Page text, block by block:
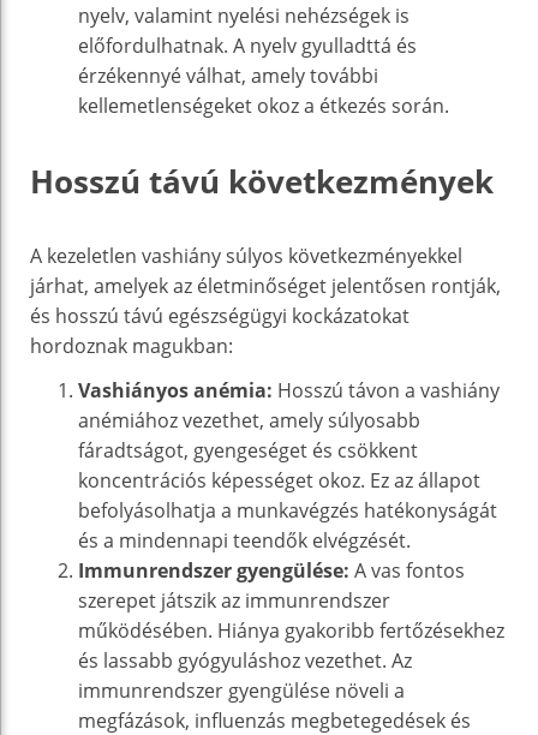
nyelv, valamint nyelési nehézségek is
előfordulhatnak. A nyelv gyulladttá és
érzékennyé válhat, amely további
kellemetlenségeket okoz a étkezés során.
Hosszú távú következmények
A kezeletlen vashiány súlyos következményekkel
járhat, amelyek az életminőséget jelentősen rontják,
és hosszú távú egészségügyi kockázatokat
hordoznak magukban:
Vashiányos anémia: Hosszú távon a vashiány
anémiához vezethet, amely súlyosabb
fáradtságot, gyengeséget és csökkent
koncentrációs képességet okoz. Ez az állapot
befolyásolhatja a munkavégzés hatékonyságát
és a mindennapi teendők elvégzését.
Immunrendszer gyengülése: A vas fontos
szerepet játszik az immunrendszer
működésében. Hiánya gyakoribb fertőzésekhez
és lassabb gyógyuláshoz vezethet. Az
immunrendszer gyengülése növeli a
megfázások, influenzás megbetegedések és